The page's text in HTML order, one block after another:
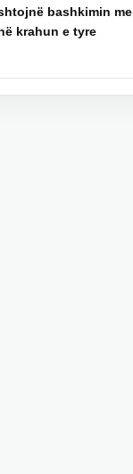
bashkimin me
krahun e tyre